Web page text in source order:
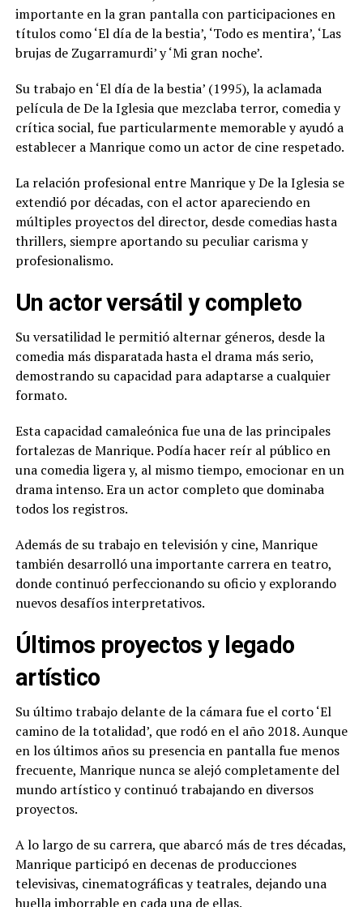
importante en la gran pantalla con participaciones en
títulos como ‘El día de la bestia’, ‘Todo es mentira’, ‘Las
brujas de Zugarramurdi’ y ‘Mi gran noche’.
Su trabajo en ‘El día de la bestia’ (1995), la aclamada
película de De la Iglesia que mezclaba terror, comedia y
crítica social, fue particularmente memorable y ayudó a
establecer a Manrique como un actor de cine respetado.
La relación profesional entre Manrique y De la Iglesia se
extendió por décadas, con el actor apareciendo en
múltiples proyectos del director, desde comedias hasta
thrillers, siempre aportando su peculiar carisma y
profesionalismo.
Un actor versátil y completo
Su versatilidad le permitió alternar géneros, desde la
comedia más disparatada hasta el drama más serio,
demostrando su capacidad para adaptarse a cualquier
formato.
Esta capacidad camaleónica fue una de las principales
fortalezas de Manrique. Podía hacer reír al público en
una comedia ligera y, al mismo tiempo, emocionar en un
drama intenso. Era un actor completo que dominaba
todos los registros.
Además de su trabajo en televisión y cine, Manrique
también desarrolló una importante carrera en teatro,
donde continuó perfeccionando su oficio y explorando
nuevos desafíos interpretativos.
Últimos proyectos y legado
artístico
Su último trabajo delante de la cámara fue el corto ‘El
camino de la totalidad’, que rodó en el año 2018. Aunque
en los últimos años su presencia en pantalla fue menos
frecuente, Manrique nunca se alejó completamente del
mundo artístico y continuó trabajando en diversos
proyectos.
A lo largo de su carrera, que abarcó más de tres décadas,
Manrique participó en decenas de producciones
televisivas, cinematográficas y teatrales, dejando una
huella imborrable en cada una de ellas.